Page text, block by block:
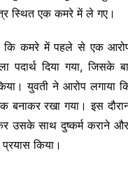
स्थित एक कमरे में ले गए।
कि कमरे में पहले से एक
पदार्थ दिया गया, जिसके
युवती ने आरोप लगाया
रखा गया। इस
उसके साथ दुष्कर्म कराने
किया।